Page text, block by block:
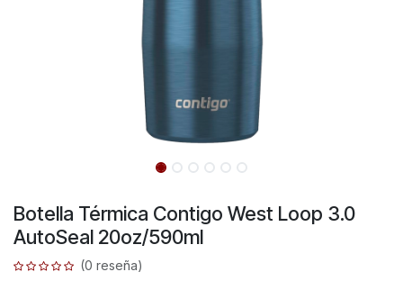
Botella Térmica Contigo West Loop 3.0
AutoSeal 20oz/590ml
(0 reseña)